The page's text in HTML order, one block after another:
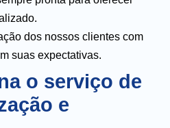
dos nossos clientes com
suas expectativas.
o serviço de
e